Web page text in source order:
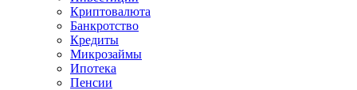
Криптовалюта
Банкротство
Кредиты
Микрозаймы
Ипотека
Пенсии